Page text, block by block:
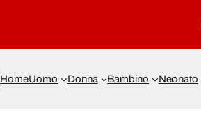
HomeUomo Donna Bambino Neonato